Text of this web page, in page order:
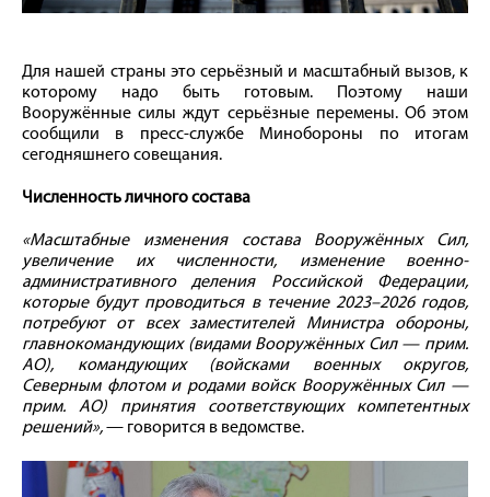
Для нашей страны это серьёзный и масштабный вызов, к
которому надо быть готовым. Поэтому наши
Вооружённые силы ждут серьёзные перемены. Об этом
сообщили в пресс-службе Минобороны по итогам
сегодняшнего совещания.
Численность личного состава
«Масштабные изменения состава Вооружённых Сил,
увеличение их численности, изменение военно-
административного деления Российской Федерации,
которые будут проводиться в течение 2023–2026 годов,
потребуют от всех заместителей Министра обороны,
главнокомандующих (видами Вооружённых Сил — прим.
АО), командующих (войсками военных округов,
Северным флотом и родами войск Вооружённых Сил —
прим. АО) принятия соответствующих компетентных
решений»,— говорится в ведомстве.